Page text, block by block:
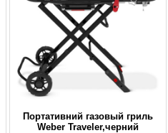
Портативний газовый гриль
Weber Traveler,черний